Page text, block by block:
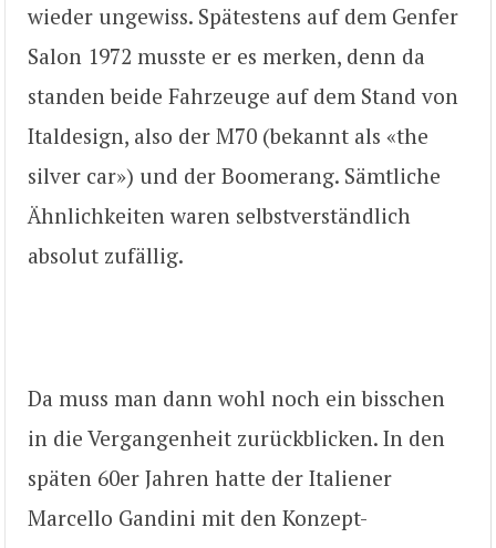
wieder ungewiss. Spätestens auf dem Genfer
Salon 1972 musste er es merken, denn da
standen beide Fahrzeuge auf dem Stand von
Italdesign, also der M70 (bekannt als «the
silver car») und der Boomerang. Sämtliche
Ähnlichkeiten waren selbstverständlich
absolut zufällig.
Da muss man dann wohl noch ein bisschen
in die Vergangenheit zurückblicken. In den
späten 60er Jahren hatte der Italiener
Marcello Gandini mit den Konzept-